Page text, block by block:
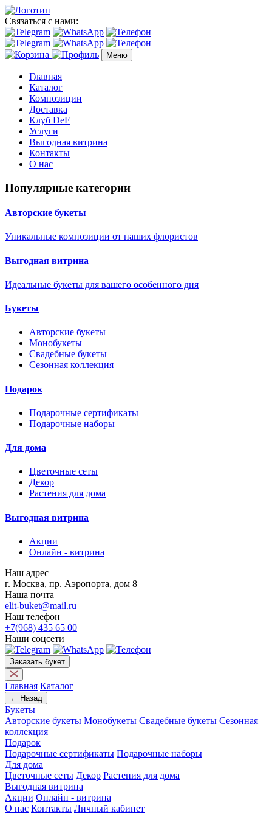
Связаться с нами:
Меню
Главная
Каталог
Композиции
Доставка
Клуб DeF
Услуги
Выгодная витрина
Контакты
О нас
Популярные категории
Авторские букеты
Уникальные композиции от наших флористов
Выгодная витрина
Идеальные букеты для вашего особенного дня
Букеты
Авторские букеты
Монобукеты
Свадебные букеты
Сезонная коллекция
Подарок
Подарочные сертификаты
Подарочные наборы
Для дома
Цветочные сеты
Декор
Растения для дома
Выгодная витрина
Акции
Онлайн - витрина
Наш адрес
г. Москва, пр. Аэропорта, дом 8
Наша почта
elit-buket@mail.ru
Наш телефон
+7(968) 435 65 00
Наши соцсети
Заказать букет
Главная Каталог
← Назад
Букеты
Авторские букеты Монобукеты Свадебные букеты Сезонная
коллекция
Подарок
Подарочные сертификаты Подарочные наборы
Для дома
Цветочные сеты Декор Растения для дома
Выгодная витрина
Акции Онлайн - витрина
О нас Контакты Личный кабинет